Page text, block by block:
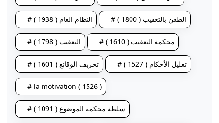
# النظام العام ( 1938 ) # الطعن بالتعقيب ( 1800 )
# التعقيب ( 1798 ) # محكمة التعقيب ( 1610 )
# تحريف الوقائع ( 1601 ) # تعليل الأحكام ( 1527 )
# la motivation ( 1526 )
# سلطة محكمة الموضوع ( 1091 )